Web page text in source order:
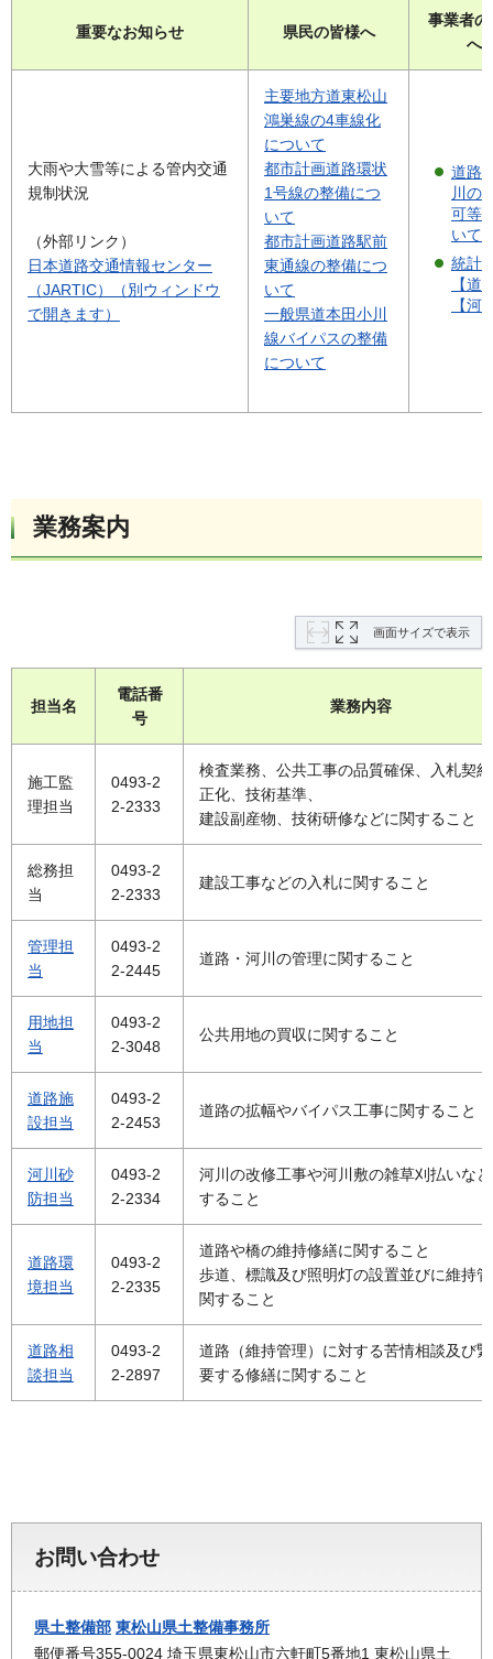
重要なお知らせ 県民の皆様へ
事業者の
へ
大雨や大雪等による管内交通
規制状況
（外部リンク）
日本道路交通情報センター
（JARTIC）（別ウィンドウ
で開きます）
主要地方道東松山
鴻巣線の4車線化
について
都市計画道路環状
1号線の整備につ
いて
都市計画道路駅前
東通線の整備につ
いて
一般県道本田小川
線バイパスの整備
について
道路
川の
可等
いて
統計
【道
【河
業務案内
画面サイズで表示
担当名
電話番
号
業務内容
施工監
理担当
0493-2
2-2333
検査業務、公共工事の品質確保、入札契
正化、技術基準、
建設副産物、技術研修などに関すること
総務担
当
0493-2
2-2333
建設工事などの入札に関すること
管理担
当
0493-2
2-2445
道路・河川の管理に関すること
用地担
当
0493-2
2-3048
公共用地の買収に関すること
道路施
設担当
0493-2
2-2453
道路の拡幅やバイパス工事に関すること
河川砂
防担当
0493-2
2-2334
河川の改修工事や河川敷の雑草刈払いな
すること
道路環
境担当
0493-2
2-2335
道路や橋の維持修繕に関すること
歩道、標識及び照明灯の設置並びに維持
関すること
道路相
談担当
0493-2
2-2897
道路（維持管理）に対する苦情相談及び
要する修繕に関すること
お問い合わせ
県土整備部 東松山県土整備事務所
郵便番号355-0024 埼玉県東松山市六軒町5番地1 東松山県土